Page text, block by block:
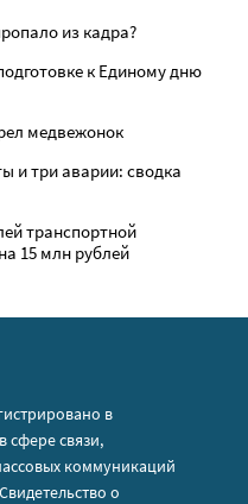
из кадра?
к Единому дню
медвежонок
и три аварии: сводка
транспортной
15 млн рублей
в
сфере связи,
коммуникаций
о